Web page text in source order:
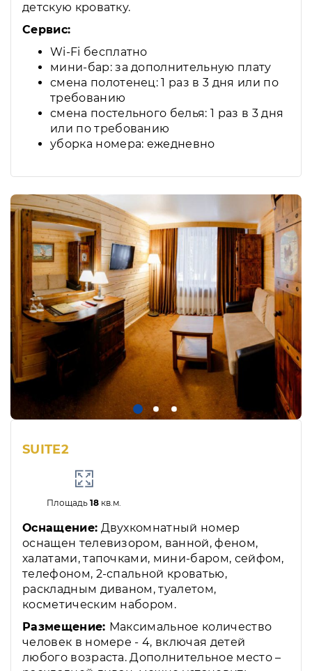
детскую кроватку.
Сервис:
Wi-Fi бесплатно
мини-бар: за дополнительную плату
смена полотенец: 1 раз в 3 дня или по
требованию
смена постельного белья: 1 раз в 3 дня
или по требованию
уборка номера: ежедневно
SUITE2
Площадь18 кв.м.
Оснащение: Двухкомнатный номер
оснащен телевизором, ванной, феном,
халатами, тапочками, мини-баром, сейфом,
телефоном, 2-спальной кроватью,
раскладным диваном, туалетом,
косметическим набором.
Размещение: Максимальное количество
человек в номере - 4, включая детей
любого возраста. Дополнительное место –